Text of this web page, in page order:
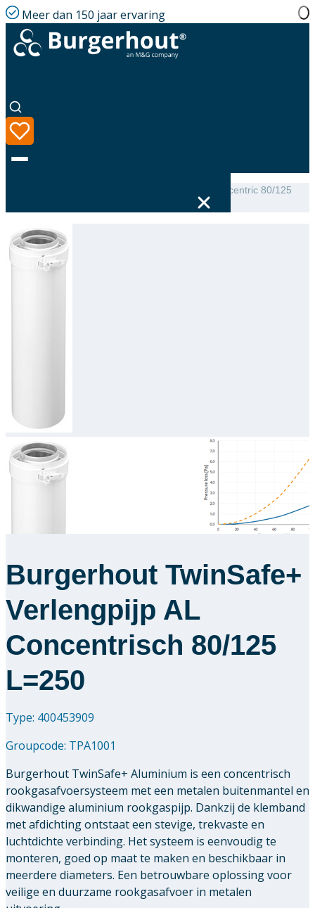
Meer dan 150 jaar ervaring
Taal
Assortiment
Over ons
Contact
TwinSafe+ Extension AL Concentric 80/125
Burgerhout TwinSafe+
Verlengpijp AL
Concentrisch 80/125
L=250
Type: 400453909
Groupcode: TPA1001
Burgerhout TwinSafe+ Aluminium is een concentrisch
rookgasafvoersysteem met een metalen buitenmantel en
dikwandige aluminium rookgaspijp. Dankzij de klemband
met afdichting ontstaat een stevige, trekvaste en
luchtdichte verbinding. Het systeem is eenvoudig te
monteren, goed op maat te maken en beschikbaar in
meerdere diameters. Een betrouwbare oplossing voor
veilige en duurzame rookgasafvoer in metalen